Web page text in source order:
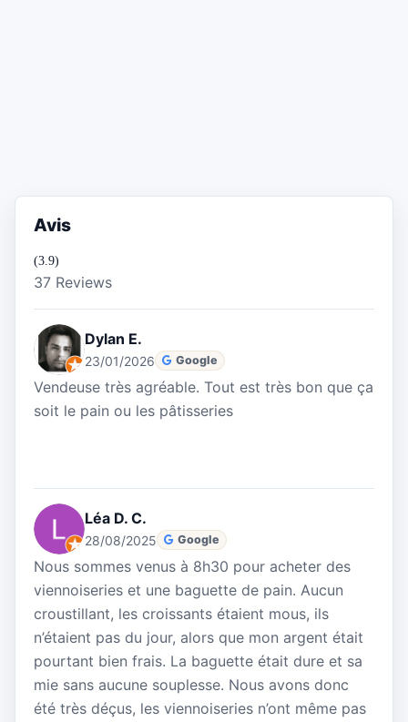
Avis
(3.9)
37 Reviews
Dylan E.
23/01/2026 Google
Vendeuse très agréable. Tout est très bon que ça
soit le pain ou les pâtisseries
Léa D. C.
28/08/2025 Google
Nous sommes venus à 8h30 pour acheter des
viennoiseries et une baguette de pain. Aucun
croustillant, les croissants étaient mous, ils
n’étaient pas du jour, alors que mon argent était
pourtant bien frais. La baguette était dure et sa
mie sans aucune souplesse. Nous avons donc
été très déçus, les viennoiseries n’ont même pas